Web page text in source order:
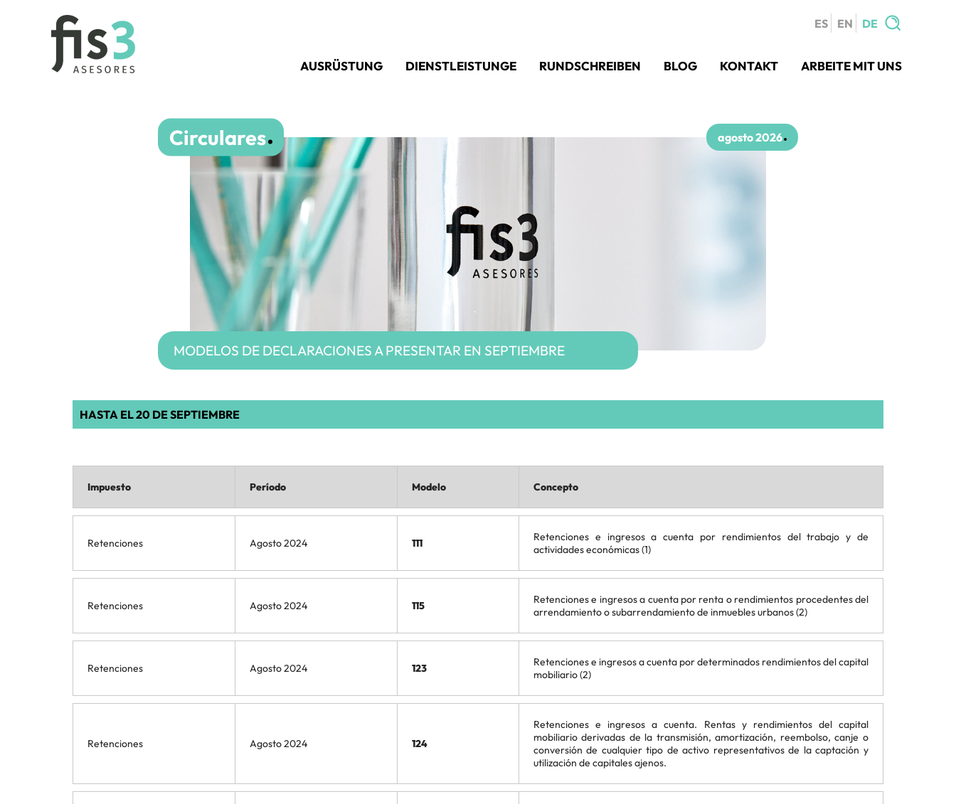
ES EN DE
for:
AUSRÜSTUNG DIENSTLEISTUNGE RUNDSCHREIBEN BLOG KONTAKT ARBEITE MIT UNS
Circulares agosto 2026
MODELOS DE DECLARACIONES A PRESENTAR EN SEPTIEMBRE
HASTA EL 20 DE SEPTIEMBRE
Impuesto Período Modelo Concepto
Retenciones Agosto 2024 111
Retenciones e ingresos a cuenta por rendimientos del trabajo y de
actividades económicas (1)
Retenciones Agosto 2024 115
Retenciones e ingresos a cuenta por renta o rendimientos procedentes del
arrendamiento o subarrendamiento de inmuebles urbanos (2)
Retenciones Agosto 2024 123
Retenciones e ingresos a cuenta por determinados rendimientos del capital
mobiliario (2)
Retenciones Agosto 2024 124
Retenciones e ingresos a cuenta. Rentas y rendimientos del capital
mobiliario derivadas de la transmisión, amortización, reembolso, canje o
conversión de cualquier tipo de activo representativos de la captación y
utilización de capitales ajenos.